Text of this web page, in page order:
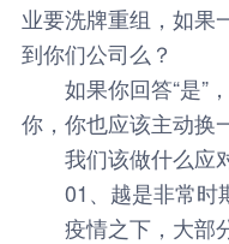
业要洗牌重组，如果
到你们公司么？
如果你回答“是”，
你，你也应该主动换
我们该做什么应
01、越是非常时
疫情之下，大部